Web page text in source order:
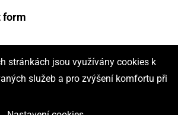
form
Conditions
stránkách jsou využívány cookies k
služeb a pro zvýšení komfortu při